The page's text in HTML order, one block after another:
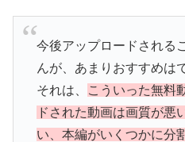
今後アップロードされる
んが、あまりおすすめは
それは、
こういった無料
ドされた動画は画質が悪
い、本編がいくつかに分